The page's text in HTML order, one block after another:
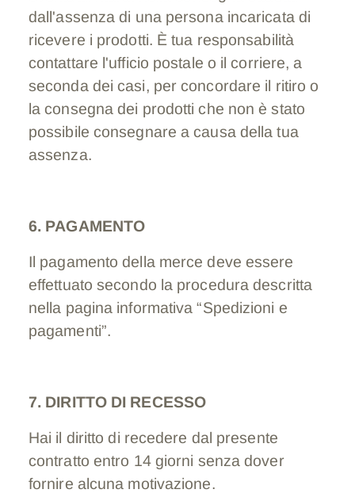
dall'assenza di una persona incaricata di
ricevere i prodotti. È tua responsabilità
contattare l'ufficio postale o il corriere, a
seconda dei casi, per concordare il ritiro o
la consegna dei prodotti che non è stato
possibile consegnare a causa della tua
assenza.
6. PAGAMENTO
Il pagamento della merce deve essere
effettuato secondo la procedura descritta
nella pagina informativa “Spedizioni e
pagamenti”.
7. DIRITTO DI RECESSO
Hai il diritto di recedere dal presente
contratto entro 14 giorni senza dover
fornire alcuna motivazione.